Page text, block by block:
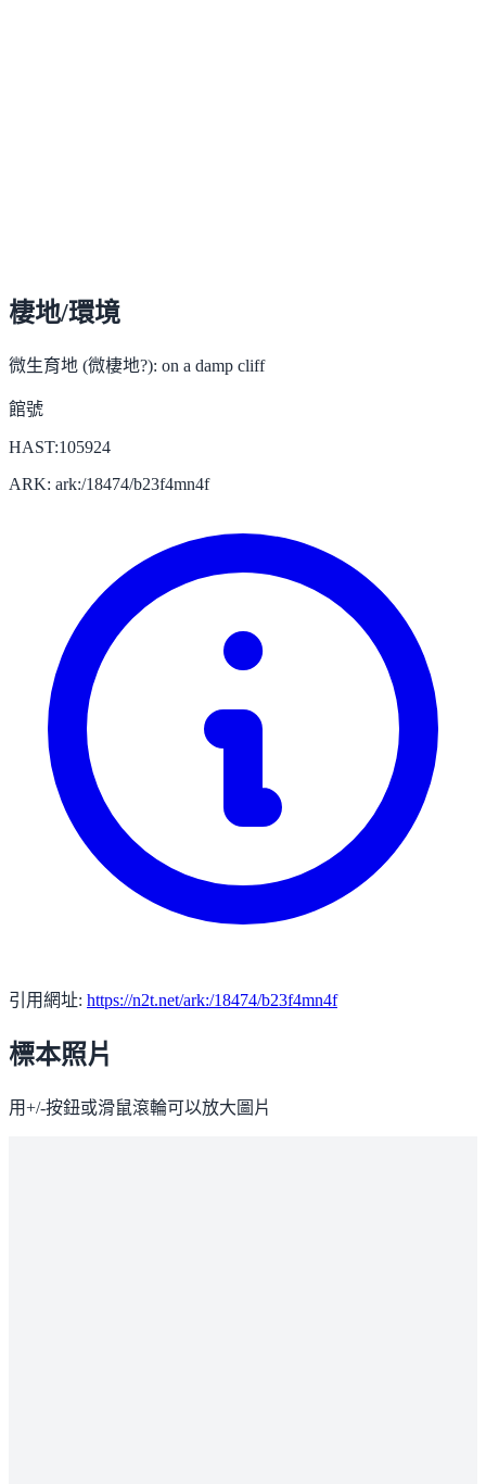
棲地/環境
微生育地 (微棲地?): on a damp cliff
館號
HAST:105924
ARK: ark:/18474/b23f4mn4f
引用網址: https://n2t.net/ark:/18474/b23f4mn4f
標本照片
用+/-按鈕或滑鼠滾輪可以放大圖片